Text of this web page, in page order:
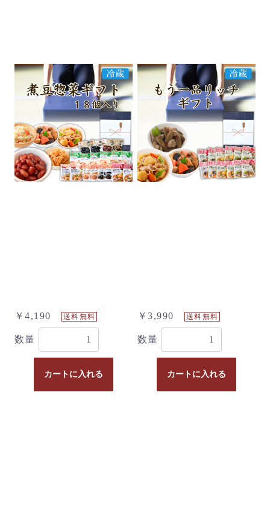
￥4,190 送料無料
数量
カートに入れる
￥3,990 送料無料
数量
カートに入れる